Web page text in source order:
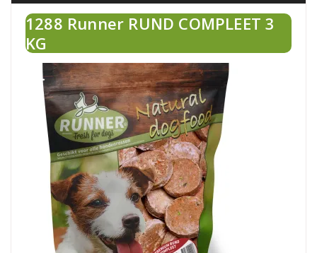
1288 Runner RUND COMPLEET 3
KG